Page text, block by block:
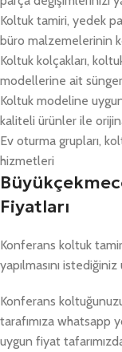
Koltuk tamiri, yedek
büro malzemelerinin
Koltuk kolçakları,
modellerine ait
Koltuk modeline
kaliteli ürünler ile
Ev oturma grupları,
hizmetleri
Fiyatları
Konferans koltuk
yapılmasını
Konferans
tarafımıza whatsapp
uygun fiyat